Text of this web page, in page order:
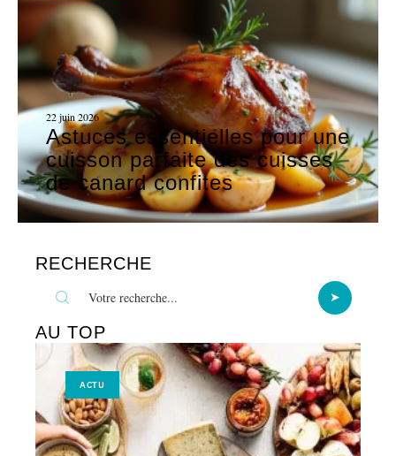
22 juin 2026
Astuces essentielles pour une
cuisson parfaite des cuisses
de canard confites
RECHERCHE
AU TOP
ACTU